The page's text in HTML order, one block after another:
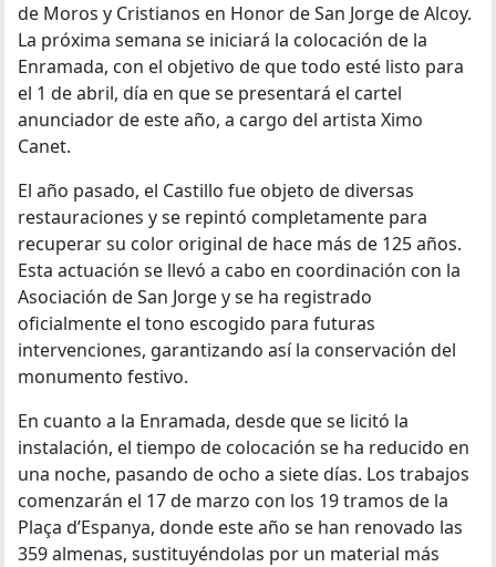
de Moros y Cristianos en Honor de San Jorge de Alcoy.
La próxima semana se iniciará la colocación de la
Enramada, con el objetivo de que todo esté listo para
el 1 de abril, día en que se presentará el cartel
anunciador de este año, a cargo del artista Ximo
Canet.
El año pasado, el Castillo fue objeto de diversas
restauraciones y se repintó completamente para
recuperar su color original de hace más de 125 años.
Esta actuación se llevó a cabo en coordinación con la
Asociación de San Jorge y se ha registrado
oficialmente el tono escogido para futuras
intervenciones, garantizando así la conservación del
monumento festivo.
En cuanto a la Enramada, desde que se licitó la
instalación, el tiempo de colocación se ha reducido en
una noche, pasando de ocho a siete días. Los trabajos
comenzarán el 17 de marzo con los 19 tramos de la
Plaça d’Espanya, donde este año se han renovado las
359 almenas, sustituyéndolas por un material más